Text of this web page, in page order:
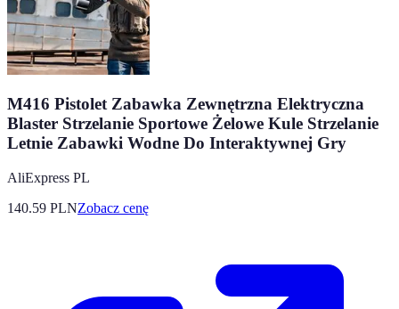
M416 Pistolet Zabawka Zewnętrzna Elektryczna
Blaster Strzelanie Sportowe Żelowe Kule Strzelanie
Letnie Zabawki Wodne Do Interaktywnej Gry
AliExpress PL
140.59 PLNZobacz cenę